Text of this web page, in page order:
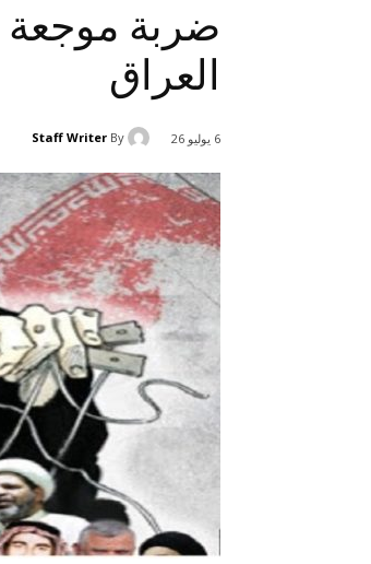
ضربة موجعة
العراق
6 يوليو 26 By
Staff Writer